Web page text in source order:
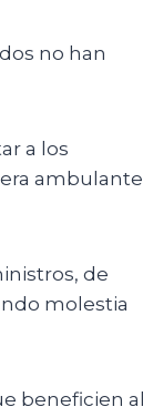
no han
a los
ambulante
de
molestia
beneficien al